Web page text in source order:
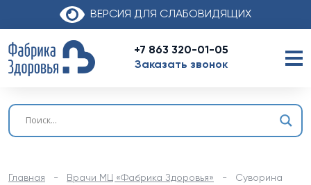
ВЕРСИЯ ДЛЯ СЛАБОВИДЯЩИХ
+7 863 320-01-05
Заказать звонок
Главная - Врачи МЦ «Фабрика Здоровья» - Суворина